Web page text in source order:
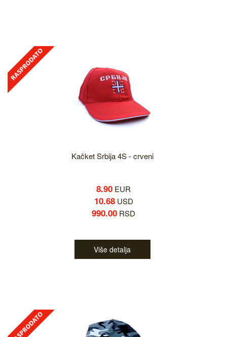
Kačket Srbija 4S - crveni
8.90 EUR
10.68USD
990.00 RSD
Više detalja